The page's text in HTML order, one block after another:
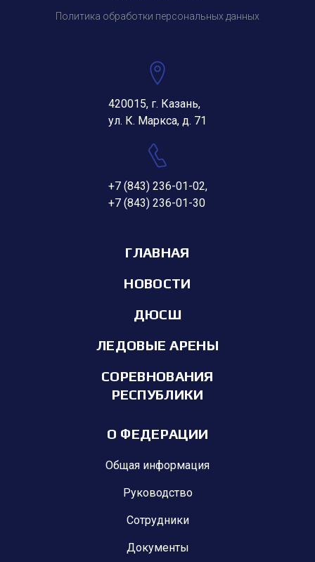
Политика обработки персональных данных
420015, г. Казань,
ул. К. Маркса, д. 71
+7 (843) 236-01-02,
+7 (843) 236-01-30
ГЛАВНАЯ
НОВОСТИ
ДЮСШ
ЛЕДОВЫЕ АРЕНЫ
СОРЕВНОВАНИЯ
РЕСПУБЛИКИ
О ФЕДЕРАЦИИ
Общая информация
Руководство
Сотрудники
Документы